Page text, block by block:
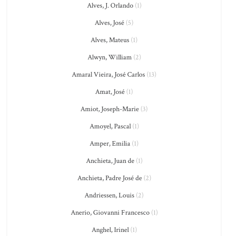
Alves, J. Orlando(1)
Alves, José (5)
Alves, Mateus (1)
Alwyn, William(2)
Amaral Vieira, José Carlos (13)
Amat, José (1)
Amiot, Joseph-Marie (3)
Amoyel, Pascal(1)
Amper, Emilia (1)
Anchieta, Juan de(1)
Anchieta, Padre José de(2)
Andriessen, Louis (2)
Anerio, Giovanni Francesco(1)
Anghel, Irinel(1)